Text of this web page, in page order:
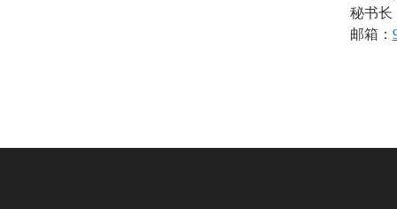
秘书长
邮箱：